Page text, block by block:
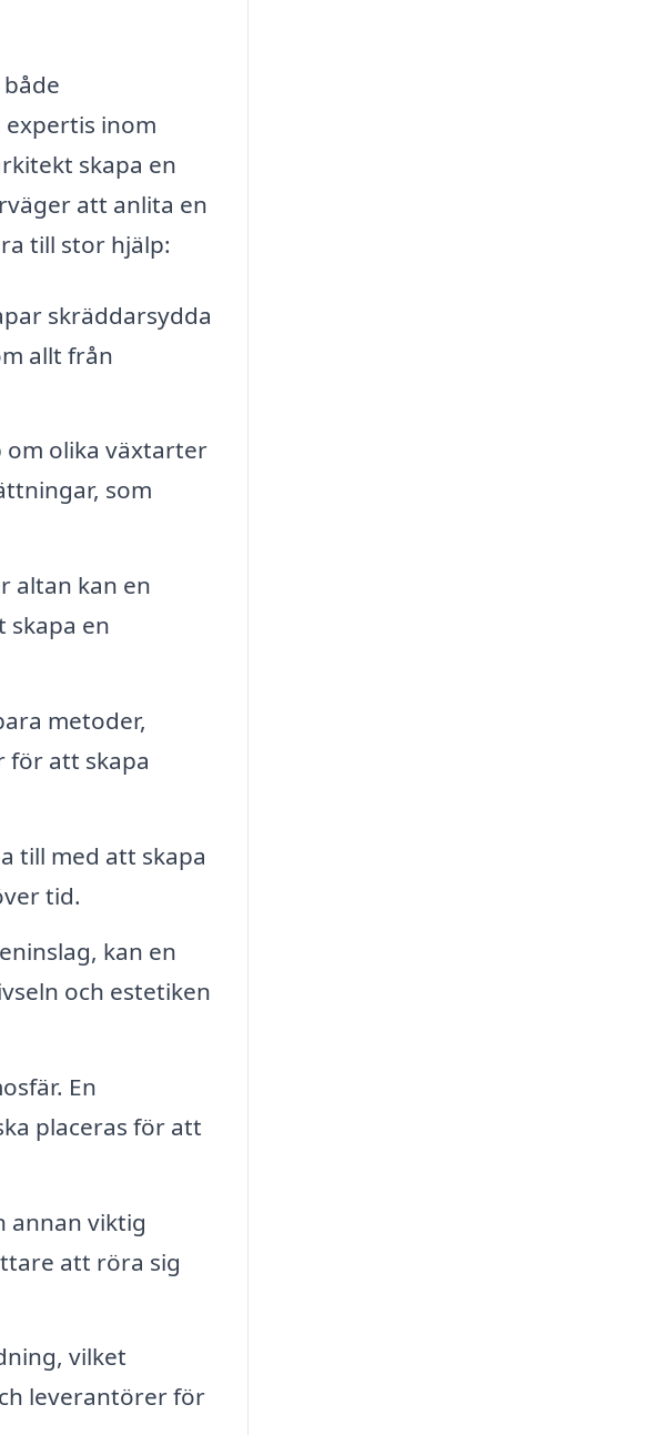
inom
skapa en
att anlita en
till stor hjälp:
skräddarsydda
allt från
olika växtarter
som
altan kan en
en
metoder,
för att skapa
till med att skapa
tid.
kan en
och estetiken
En
placeras för att
annan viktig
att röra sig
vilket
leverantörer för